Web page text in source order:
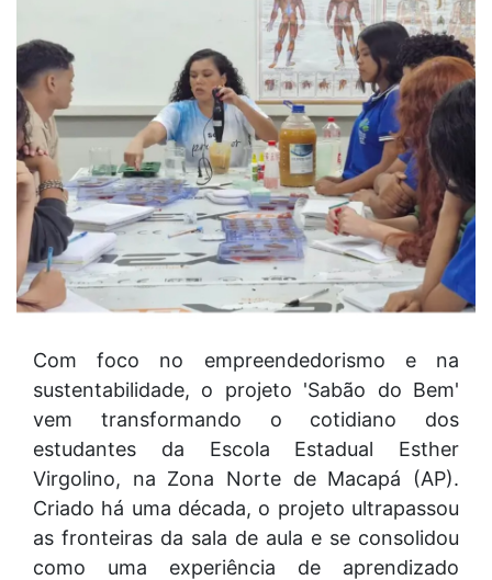
Com foco no empreendedorismo e na
sustentabilidade, o projeto 'Sabão do Bem'
vem transformando o cotidiano dos
estudantes da Escola Estadual Esther
Virgolino, na Zona Norte de Macapá (AP).
Criado há uma década, o projeto ultrapassou
as fronteiras da sala de aula e se consolidou
como uma experiência de aprendizado